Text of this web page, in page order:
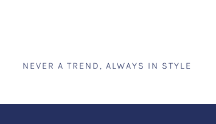
NEVER A TREND, ALWAYS IN STYLE